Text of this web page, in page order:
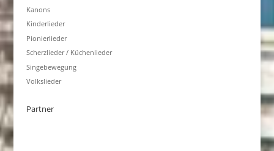
Kanons
Kinderlieder
Pionierlieder
Scherzlieder / Küchenlieder
Singebewegung
Volkslieder
Partner